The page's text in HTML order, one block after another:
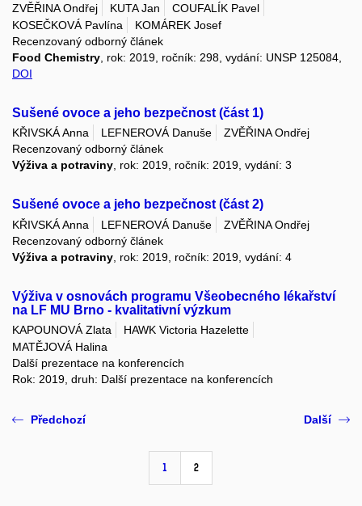
ZVĚŘINA Ondřej KUTA Jan
COUFALÍK Pavel
KOSEČKOVÁ Pavlína
KOMÁREK Josef
Recenzovaný odborný článek
Food Chemistry , rok: 2019, ročník: 298, vydání: UNSP 125084,
DOI
Sušené ovoce a jeho bezpečnost (část 1)
KŘIVSKÁ Anna LEFNEROVÁ Danuše
ZVĚŘINA Ondřej
Recenzovaný odborný článek
Výživa a potraviny, rok: 2019, ročník: 2019, vydání: 3
Sušené ovoce a jeho bezpečnost (část 2)
KŘIVSKÁ Anna LEFNEROVÁ Danuše
ZVĚŘINA Ondřej
Recenzovaný odborný článek
Výživa a potraviny , rok: 2019, ročník: 2019, vydání: 4
Výživa v osnovách programu Všeobecného lékařství
na LF MU Brno - kvalitativní výzkum
KAPOUNOVÁ Zlata
HAWK Victoria Hazelette
MATĚJOVÁ Halina
Další prezentace na konferencích
Rok: 2019, druh: Další prezentace na konferencích
Předchozí
1 2
Další